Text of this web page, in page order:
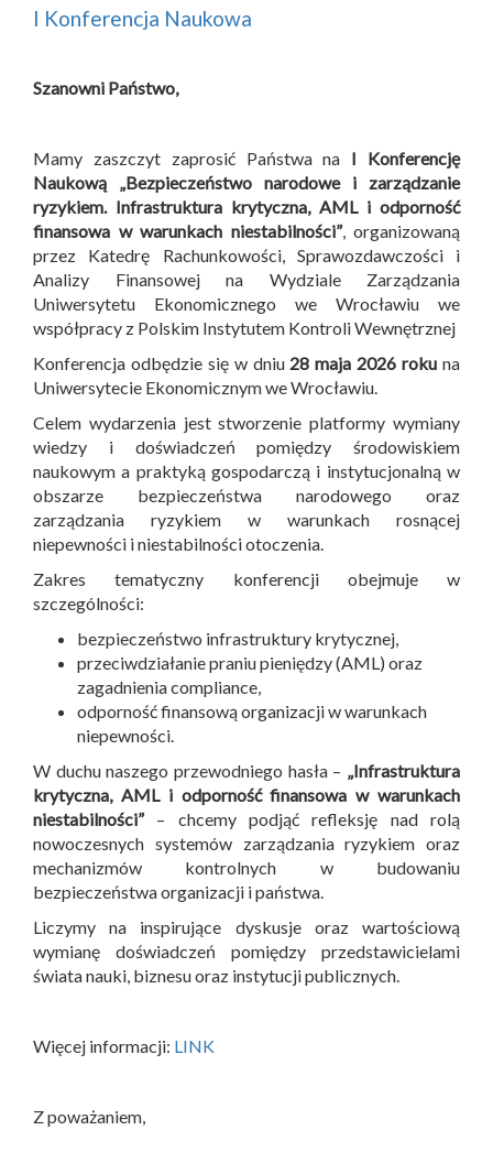
I Konferencja Naukowa
Szanowni Państwo,
Mamy zaszczyt zaprosić Państwa na I Konferencję
Naukową „Bezpieczeństwo narodowe i zarządzanie
ryzykiem. Infrastruktura krytyczna, AML i odporność
finansowa w warunkach niestabilności”, organizowaną
przez Katedrę Rachunkowości, Sprawozdawczości i
Analizy Finansowej na Wydziale Zarządzania
Uniwersytetu Ekonomicznego we Wrocławiu we
współpracy z Polskim Instytutem Kontroli Wewnętrznej
Konferencja odbędzie się w dniu 28 maja 2026 roku na
Uniwersytecie Ekonomicznym we Wrocławiu.
Celem wydarzenia jest stworzenie platformy wymiany
wiedzy i doświadczeń pomiędzy środowiskiem
naukowym a praktyką gospodarczą i instytucjonalną w
obszarze bezpieczeństwa narodowego oraz
zarządzania ryzykiem w warunkach rosnącej
niepewności i niestabilności otoczenia.
Zakres tematyczny konferencji obejmuje w
szczególności:
bezpieczeństwo infrastruktury krytycznej,
przeciwdziałanie praniu pieniędzy (AML) oraz
zagadnienia compliance,
odporność finansową organizacji w warunkach
niepewności.
W duchu naszego przewodniego hasła – „Infrastruktura
krytyczna, AML i odporność finansowa w warunkach
niestabilności”– chcemy podjąć refleksję nad rolą
nowoczesnych systemów zarządzania ryzykiem oraz
mechanizmów kontrolnych w budowaniu
bezpieczeństwa organizacji i państwa.
Liczymy na inspirujące dyskusje oraz wartościową
wymianę doświadczeń pomiędzy przedstawicielami
świata nauki, biznesu oraz instytucji publicznych.
Więcej informacji: LINK
Z poważaniem,